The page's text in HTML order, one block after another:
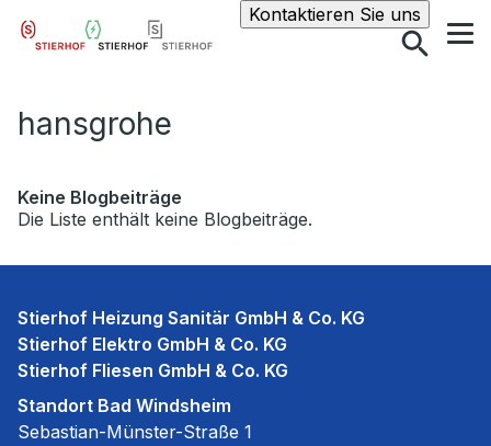
Kontaktieren Sie unsSuche
hansgrohe
Keine Blogbeiträge
Die Liste enthält keine Blogbeiträge.
Stierhof Heizung Sanitär GmbH & Co. KG
Stierhof Elektro GmbH & Co. KG
Stierhof Fliesen GmbH & Co. KG
Standort Bad Windsheim
Sebastian-Münster-Straße 1